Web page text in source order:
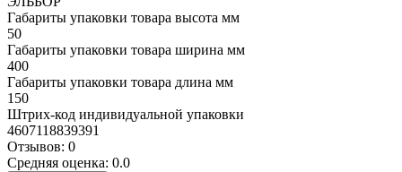
Габариты упаковки товара высота мм
50
Габариты упаковки товара ширина мм
400
Габариты упаковки товара длина мм
150
Штрих-код индивидуальной упаковки
4607118839391
Отзывов: 0
Средняя оценка: 0.0